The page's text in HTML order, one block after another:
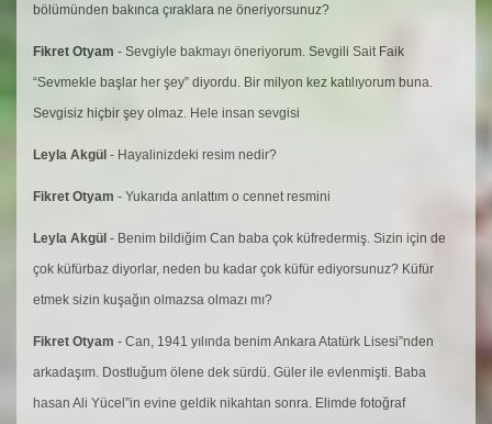
bölümünden bakınca çıraklara ne öneriyorsunuz?
Fikret Otyam - Sevgiyle bakmayı öneriyorum. Sevgili Sait Faik
“Sevmekle başlar her şey” diyordu. Bir milyon kez katılıyorum buna.
Sevgisiz hiçbir şey olmaz. Hele insan sevgisi
Leyla Akgül - Hayalinizdeki resim nedir?
Fikret Otyam - Yukarıda anlattım o cennet resmini
Leyla Akgül - Benim bildiğim Can baba çok küfredermiş. Sizin için de
çok küfürbaz diyorlar, neden bu kadar çok küfür ediyorsunuz? Küfür
etmek sizin kuşağın olmazsa olmazı mı?
Fikret Otyam - Can, 1941 yılında benim Ankara Atatürk Lisesi”nden
arkadaşım. Dostluğum ölene dek sürdü. Güler ile evlenmişti. Baba
hasan Ali Yücel”in evine geldik nikahtan sonra. Elimde fotoğraf